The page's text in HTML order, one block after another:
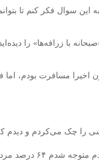
این سوال فکر کنم تا
با زرافه‌ها» را
مسافرت بودم، اما
را چک می‌کردم و دیدم که
پرسش و پاسخ با